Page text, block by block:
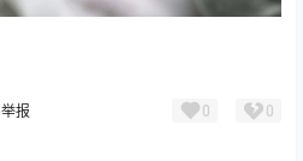
举报 0 0